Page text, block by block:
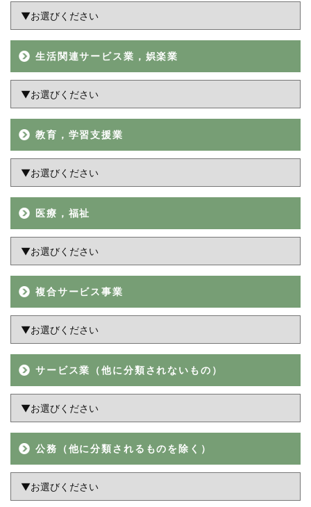
生活関連サービス業，娯楽業
教育，学習支援業
医療，福祉
複合サービス事業
サービス業（他に分類されないもの）
公務（他に分類されるものを除く）